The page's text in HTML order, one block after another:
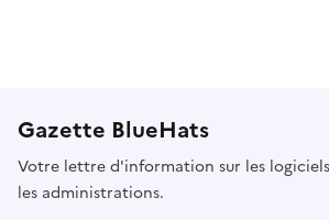
Gazette BlueHats
Votre lettre d'information sur les
les administrations.